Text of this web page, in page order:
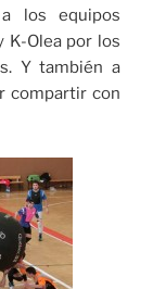
los equipos
K-Olea por los
Y también a
compartir con